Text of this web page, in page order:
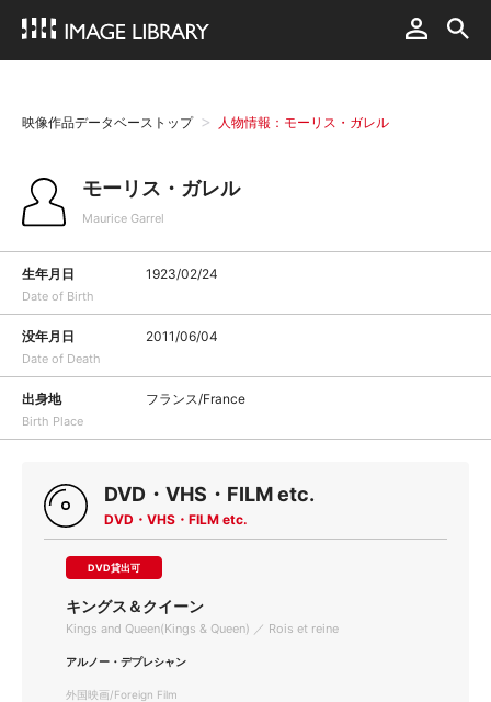
映像作品データベーストップ 人物情報：モーリス・ガレル
モーリス・ガレル
Maurice Garrel
生年月日
Date of Birth
1923/02/24
没年月日
Date of Death
2011/06/04
出身地
Birth Place
フランス/France
DVD・VHS・FILM etc.
DVD・VHS・FILM etc.
DVD貸出可
キングス＆クイーン
Kings and Queen(Kings & Queen) ／ Rois et reine
アルノー・デプレシャン
外国映画/Foreign Film